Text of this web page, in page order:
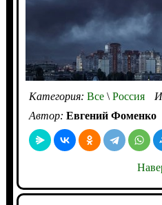
Категория: Все\Россия
Автор: Евгений Фоменко